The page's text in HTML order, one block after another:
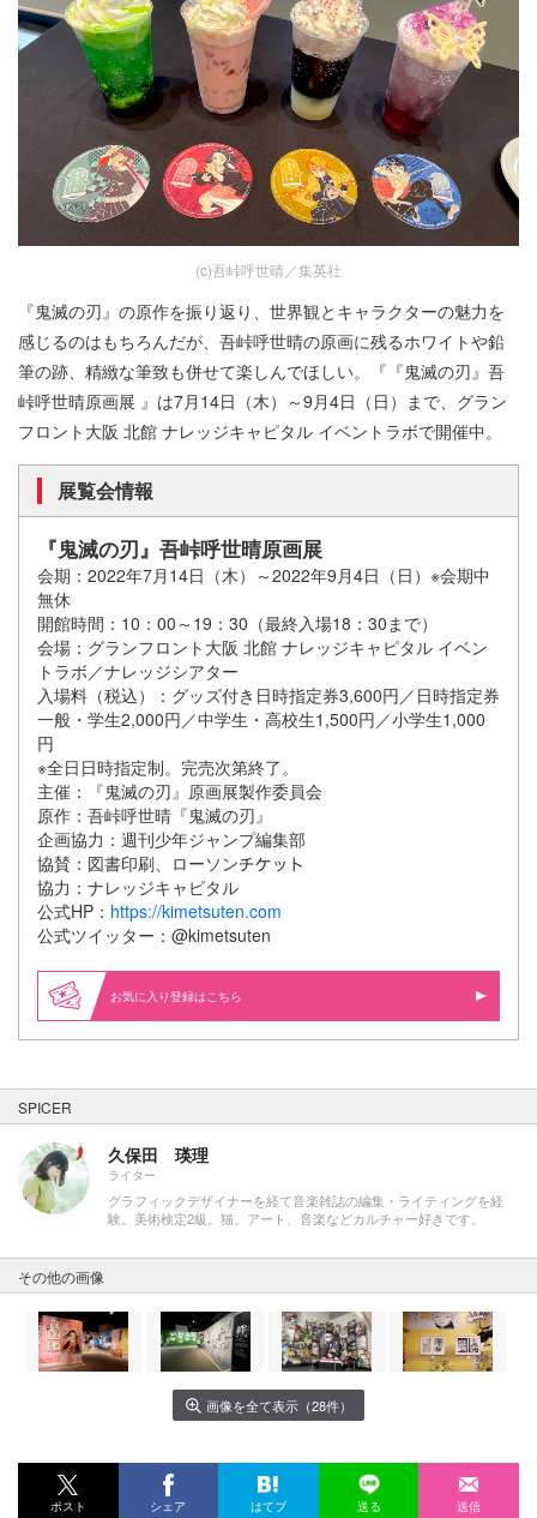
(c)吾峠呼世晴／集英社
『鬼滅の刃』の原作を振り返り、世界観とキャラクターの魅力を
感じるのはもちろんだが、吾峠呼世晴の原画に残るホワイトや鉛
筆の跡、精緻な筆致も併せて楽しんでほしい。『『鬼滅の刃』吾
峠呼世晴原画展 』は7月14日（木）～9月4日（日）まで、グラン
フロント大阪 北館 ナレッジキャピタル イベントラボで開催中。
展覧会情報
『鬼滅の刃』吾峠呼世晴原画展
会期：2022年7月14日（木）～2022年9月4日（日）※会期中
無休
開館時間：10：00～19：30（最終入場18：30まで）
会場：グランフロント大阪 北館 ナレッジキャピタル イベン
トラボ／ナレッジシアター
入場料（税込）：グッズ付き日時指定券3,600円／日時指定券
一般・学生2,000円／中学生・高校生1,500円／小学生1,000
円
※全日日時指定制。完売次第終了。
主催：『鬼滅の刃』原画展製作委員会
原作：吾峠呼世晴『鬼滅の刃』
企画協力：週刊少年ジャンプ編集部
協賛：図書印刷、ローソン
協力：ナレッジキャピタル
公式HP： https://kimetsuten.com
公式ツイッター：@kimetsuten
お気に入り登録はこちら
SPICER
久保田 瑛理
ライター
グラフィックデザイナーを経て音楽雑誌の編集・ライティングを経
験。美術検定2級。猫、アート、音楽などカルチャー好きです。
その他の画像
画像を全て表示（28件）
ポスト シェア はてブ 送る 送信